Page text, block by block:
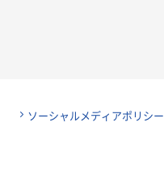
ソーシャルメディアポリシー